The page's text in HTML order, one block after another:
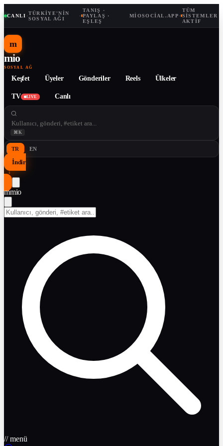
CANLI ·TÜRKIYE'NIN
SOSYAL AĞI
·
TANIŞ ·
PAYLAŞ ·
EŞLEŞ
MIOSOCIAL.APP·
TÜM
SISTEMLER
AKTIF
m
mio
SOSYAL AĞ
Keşfet Üyeler Gönderiler Reels Ülkeler
TV LIVE Canlı
⌘K
TR EN
İndir
↓
mmio
// menü